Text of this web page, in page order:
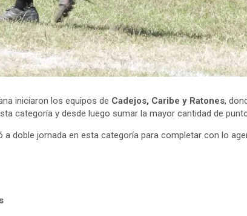
iniciaron los equipos de Cadejos, Caribe y Ratones,
categoría y desde luego sumar la mayor cantidad de
a doble jornada en esta categoría para completar con lo